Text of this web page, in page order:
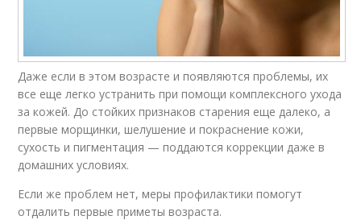
Даже если в этом возрасте и появляются проблемы, их
все еще легко устранить при помощи комплексного ухода
за кожей. До стойких признаков старения еще далеко, а
первые морщинки, шелушение и покраснение кожи,
сухость и пигментация — поддаются коррекции даже в
домашних условиях.
Если же проблем нет, меры профилактики помогут
отдалить первые приметы возраста.